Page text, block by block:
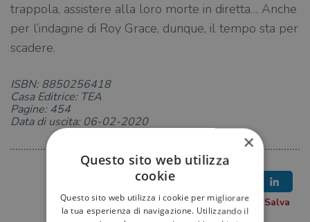
trappola, assistere alla loro morte in diretta… Anche
per l’indagine di Roy Grace, dunque, il tempo sta per
scadere.
ISBN: 8850256418
Casa Editrice: TEA
Pagine: 454
Data di uscita: 06-02-2020
×
Questo sito web utilizza
cookie
Questo sito web utilizza i cookie per migliorare
la tua esperienza di navigazione. Utilizzando il